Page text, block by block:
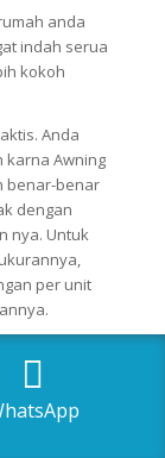
anda
indah serua
kokoh
Anda
karna Awning
benar-benar
dengan
nya. Untuk
per unit
kain